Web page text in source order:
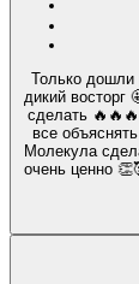
Только дошли руки
дикий восторг 🤩 Реально как-будто Руслан все рассказал и
сделать 🔥🔥🔥 Нейросетями пользуюсь давно, но им приходится
все объяснять
Молекула
очень ценно 👏🥰 Экономия времени и нервов!!!!